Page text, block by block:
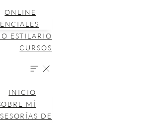
ONLINE
ESTILARIO
CURSOS
INICIO
MÍ
DE